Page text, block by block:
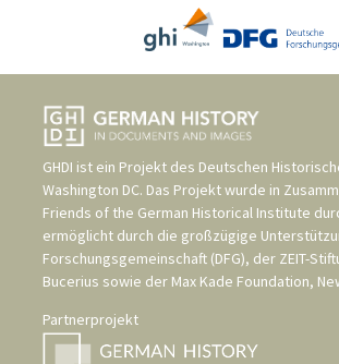
GHDI ist ein Projekt des Deutschen
Washington DC. Das Projekt wurde in
Friends of the German Historical Institute
ermöglicht durch die großzügige
Forschungsgemeinschaft (DFG), der ZEIT-
Bucerius sowie der Max Kade Foundation,
Partnerprojekt